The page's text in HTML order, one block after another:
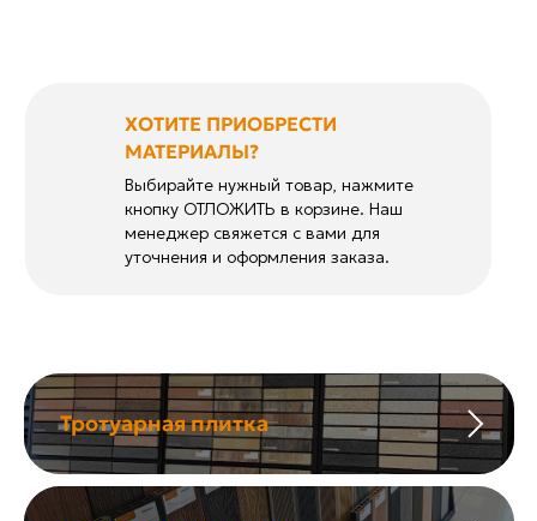
Выбирайте нужный товар, нажмите
кнопку ОТЛОЖИТЬ в корзине. Наш
менеджер свяжется с вами для
уточнения и оформления заказа.
ХОТИТЕ ПРИОБРЕСТИ
МАТЕРИАЛЫ?
Тротуарная плитка